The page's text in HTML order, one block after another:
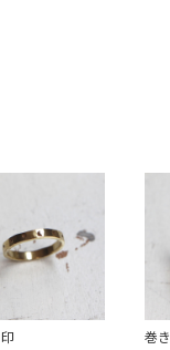
巻き